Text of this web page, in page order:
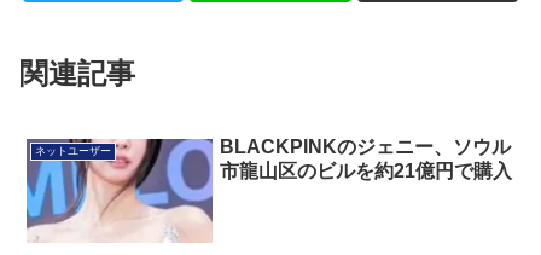
関連記事
ネットユーザー
BLACKPINKのジェニー、ソウル
市龍山区のビルを約21億円で購入